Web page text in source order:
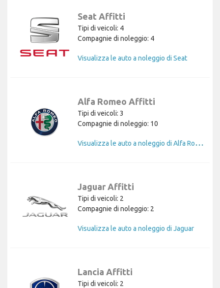
Seat Affitti
Tipi di veicoli: 4
Compagnie di noleggio: 4
Visualizza le auto a noleggio di Seat
Alfa Romeo Affitti
Tipi di veicoli: 3
Compagnie di noleggio: 10
V
isualizza le auto a noleggio di Alfa Romeo
Jaguar Affitti
Tipi di veicoli: 2
Compagnie di noleggio: 2
Visualizza le auto a noleggio di Jaguar
Lancia Affitti
Tipi di veicoli: 2